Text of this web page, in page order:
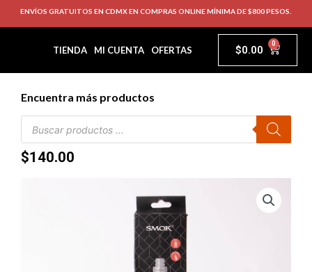
ENVÍOS GRATUITOS EN CDMX EN COMPRAS ONLINE MÍNIMA DE $800 PESOS.
TIENDA MI CUENTA OFERTAS $0.00 0
Encuentra más productos
$140.00